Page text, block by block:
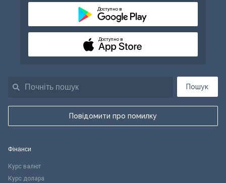
Пошук
Повідомити про помилку
Доступно в
Доступно в
Фінанси
Курс валют
Курс долара